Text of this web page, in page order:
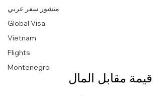
منشور سفر عربي
Global Visa
Vietnam
Flights
Montenegro
قيمة مقابل المال